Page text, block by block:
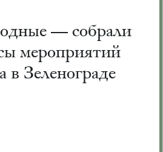
— собрали
мероприятий
в Зеленограде